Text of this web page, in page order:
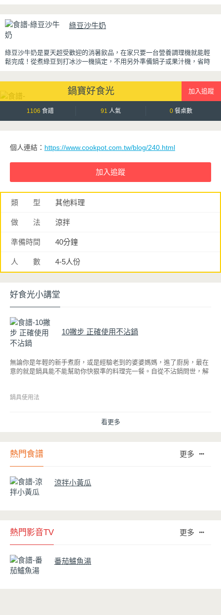
蒸好的瓜仔肉鮮嫩多汁，絞肉吸飽脆瓜醬汁的甘甜鹹香，入口柔軟細緻，
還能吃到脆瓜爽脆的口感。蒜香醬汁與脆瓜獨特的甘甜完美融合，每一口
都充滿濃濃古早味，帶便當、配稀飯、配白飯都好吃，讓人忍不住多扒好
綠豆沙牛奶
綠豆沙牛奶是夏天超受歡迎的消暑飲品，在家只要一台營養調理機就能輕
鬆完成！從煮綠豆到打冰沙一機搞定，不用另外準備鍋子或果汁機，省時
先把綠豆煮到綿密鬆軟，再攪打成綠豆沙，最後跟牛奶混合均勻就完成~口
感細緻滑順，入口帶有綠豆天然清香，搭配濃郁奶香，冰冰喝清涼又消
暑，炎炎夏日一定要喝一杯！
鍋寶好食光
1106 食譜 91 人氣 0 餐桌數
個人連結： https://www.cookpot.com.tw/blog/240.html
類 型 其他料理
做 法 涼拌
準備時間 40分鐘
人 數 4-5人份
好食光小講堂
10撇步 正確使用不沾鍋
無論你是年輕的新手煮廚，或是經驗老到的婆婆媽媽，進了廚房，最在
意的就是鍋具能不能幫助你快狠準的料理完一餐。自從不沾鍋問世，解
因此金鑽不沾系列的鍋具，更年年穩居銷售排行榜的前幾名。然而如何
鍋具使用法
看更多
熱門食譜 更多
涼拌小黃瓜
熱門影音TV 更多
番茄鱸魚湯